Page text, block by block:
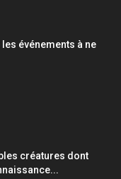
événements à ne
créatures dont